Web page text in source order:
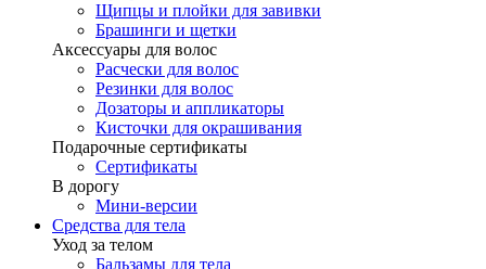
Щипцы и плойки для завивки
Брашинги и щетки
Аксессуары для волос
Расчески для волос
Резинки для волос
Дозаторы и аппликаторы
Кисточки для окрашивания
Подарочные сертификаты
Сертификаты
В дорогу
Мини-версии
Средства для тела
Уход за телом
Бальзамы для тела